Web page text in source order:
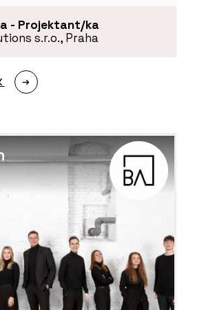
klid a příroda na dlani.
Fashion Line RELAX
novou éru glampingových
- Projektant/ka
s.r.o., Praha